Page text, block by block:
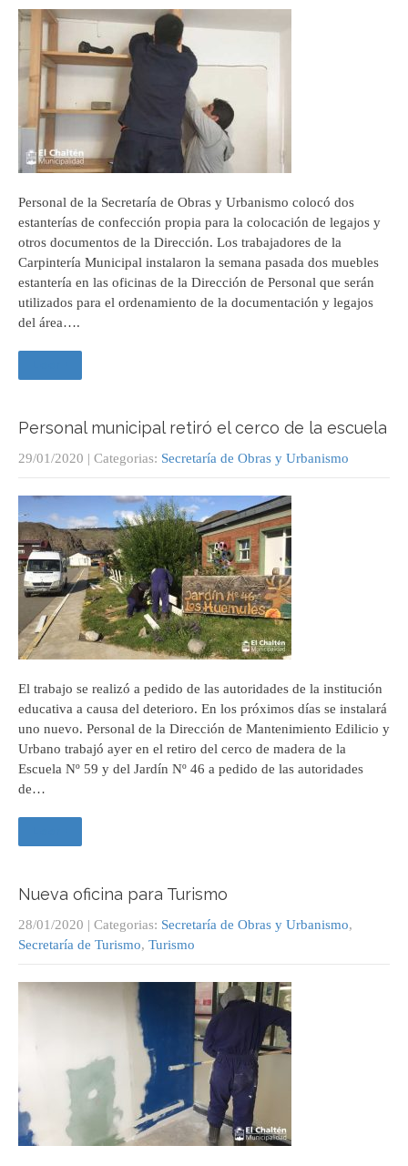
Personal de la Secretaría de Obras y Urbanismo colocó dos
estanterías de confección propia para la colocación de legajos y
otros documentos de la Dirección. Los trabajadores de la
Carpintería Municipal instalaron la semana pasada dos muebles
estantería en las oficinas de la Dirección de Personal que serán
utilizados para el ordenamiento de la documentación y legajos
del área….
Personal municipal retiró el cerco de la escuela
29/01/2020 | Categorias: Secretaría de Obras y Urbanismo
El trabajo se realizó a pedido de las autoridades de la institución
educativa a causa del deterioro. En los próximos días se instalará
uno nuevo. Personal de la Dirección de Mantenimiento Edilicio y
Urbano trabajó ayer en el retiro del cerco de madera de la
Escuela Nº 59 y del Jardín Nº 46 a pedido de las autoridades
de…
Nueva oficina para Turismo
28/01/2020 | Categorias: Secretaría de Obras y Urbanismo,
Secretaría de Turismo, Turismo